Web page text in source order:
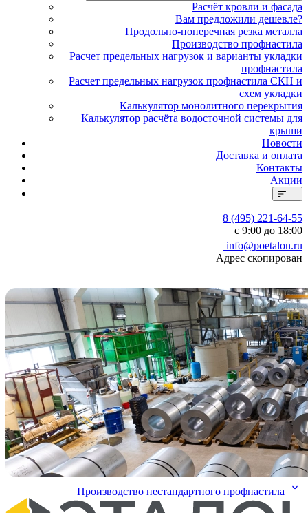
Расчёт кровли и фасада
Вам предложили дешевле?
Продольно-поперечная резка металла
Производство профнастила
Расчет предельных нагрузок и варианты укладки
профнастила
Расчет предельных нагрузок профнастила СКН и
схем укладки
Калькулятор монолитного перекрытия
Калькулятор расчёта водосточной системы для
крыши
Новости
Доставка и оплата
Контакты
Акции
8 (495) 221-64-55
с 9:00 до 18:00
info@poetalon.ru
Адрес скопирован
Производство нестандартного профнастила